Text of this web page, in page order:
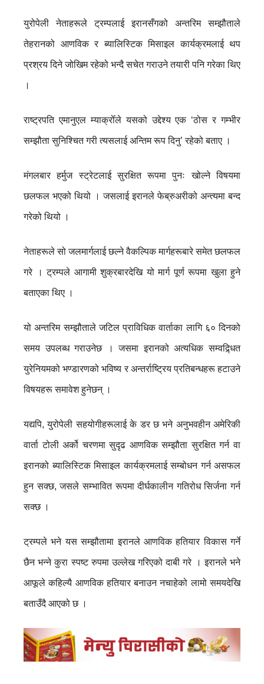
युरोपेली नेताहरूले ट्रम्पलाई इरानसँगको अन्तरिम सम्झौताले
तेहरानको आणविक र ब्यालिस्टिक मिसाइल कार्यक्रमलाई थप
प्रश्रय दिने जोखिम रहेको भन्दै सचेत गराउने तयारी पनि गरेका थिए
।
राष्ट्रपति एमानुएल म्याक्रोँले यसको उद्देश्य एक ‘ठोस र गम्भीर
सम्झौता सुनिश्चित गरी त्यसलाई अन्तिम रूप दिनु’ रहेको बताए ।
मंगलबार हर्मुज स्ट्रेटलाई सुरक्षित रूपमा पुनः खोल्ने विषयमा
छलफल भएको थियो । जसलाई इरानले फेब्रुअरीको अन्त्यमा बन्द
गरेको थियो ।
नेताहरूले सो जलमार्गलाई छल्ने वैकल्पिक मार्गहरूबारे समेत छलफल
गरे । ट्रम्पले आगामी शुक्रबारदेखि यो मार्ग पूर्ण रूपमा खुला हुने
बताएका थिए ।
यो अन्तरिम सम्झौताले जटिल प्राविधिक वार्ताका लागि ६० दिनको
समय उपलब्ध गराउनेछ । जसमा इरानको अत्यधिक सम्वद्र्धित
युरेनियमको भण्डारणको भविष्य र अन्तर्राष्ट्रिय प्रतिबन्धहरू हटाउने
विषयहरू समावेश हुनेछन् ।
यद्यपि, युरोपेली सहयोगीहरूलाई के डर छ भने अनुभवहीन अमेरिकी
वार्ता टोली अर्को चरणमा सुदृढ आणविक सम्झौता सुरक्षित गर्न वा
इरानको ब्यालिस्टिक मिसाइल कार्यक्रमलाई सम्बोधन गर्न असफल
हुन सक्छ, जसले सम्भावित रूपमा दीर्घकालीन गतिरोध सिर्जना गर्न
सक्छ ।
ट्रम्पले भने यस सम्झौतामा इरानले आणविक हतियार विकास गर्ने
छैन भन्ने कुरा स्पष्ट रुपमा उल्लेख गरिएको दाबी गरे । इरानले भने
आफूले कहिल्यै आणविक हतियार बनाउन नचाहेको लामो समयदेखि
बताउँदै आएको छ ।